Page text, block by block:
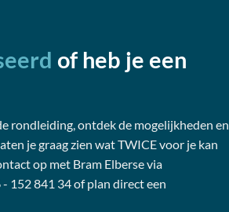
of heb je een
rondleiding, ontdek de mogelijkheden en
je graag zien wat TWICE voor je kan
op met Bram Elberse via
152 841 34 of plan direct een